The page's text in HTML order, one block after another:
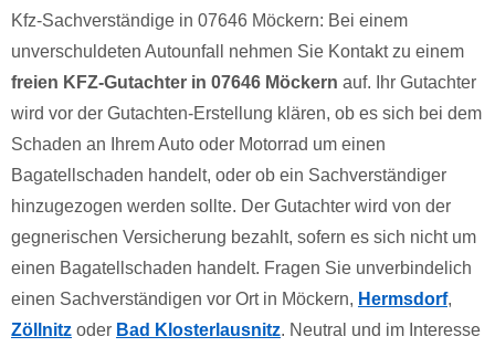
Kfz-Sachverständige in 07646 Möckern: Bei einem
unverschuldeten Autounfall nehmen Sie Kontakt zu einem
freien KFZ-Gutachter in 07646 Möckern auf. Ihr Gutachter
wird vor der Gutachten-Erstellung klären, ob es sich bei dem
Schaden an Ihrem Auto oder Motorrad um einen
Bagatellschaden handelt, oder ob ein Sachverständiger
hinzugezogen werden sollte. Der Gutachter wird von der
gegnerischen Versicherung bezahlt, sofern es sich nicht um
einen Bagatellschaden handelt. Fragen Sie unverbindelich
einen Sachverständigen vor Ort in Möckern, Hermsdorf,
Zöllnitz oder Bad Klosterlausnitz. Neutral und im Interesse